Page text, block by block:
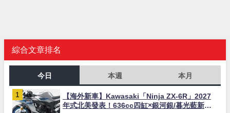
綜合文章排名
今日 本週 本月
【海外新車】Kawasaki「Ninja ZX-6R」2027
年式北美發表！636cc四缸×銀河銀/暮光藍新色